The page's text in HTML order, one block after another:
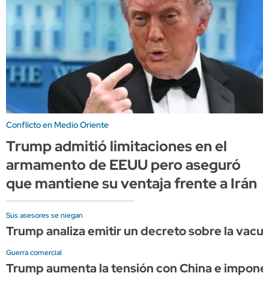
Conflicto en Medio Oriente
Trump admitió limitaciones en el
armamento de EEUU pero aseguró
que mantiene su ventaja frente a Irán
Sus asesores se niegan
Trump analiza emitir un decreto sobre la
Guerra comercial
Trump aumenta la tensión con China e